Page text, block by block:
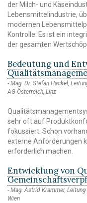
der Milch- und
Lebensmittelindustrie,
modernen
Kontrolle: Es ist ein
der gesamten
Bedeutung und
Mag. Dr. Stefan Hackel,
AG Österreich, Linz
sehr oft auf
fokussiert. Schon
externe Anforderungen
erforderlich machen.
Entwicklung von
Mag. Astrid Krammer,
Wien